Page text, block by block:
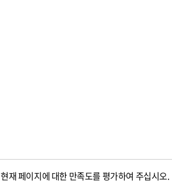
현재 페이지에 대한 만족도를 평가하여 주십시오.